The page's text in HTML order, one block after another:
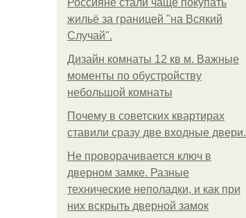
Россияне стали чаще покупать
жильё за границей "на Всякий
Случай".
Дизайн комнаты 12 кв м. Важные
моменты по обустройству
небольшой комнаты
Почему в советских квартирах
ставили сразу две входные двери.
Не проворачивается ключ в
дверном замке. Разные
технические неполадки, и как при
них вскрыть дверной замок